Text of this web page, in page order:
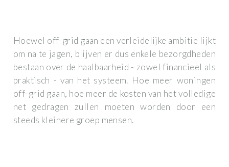
Hoewel off-grid gaan een verleidelijke ambitie lijkt
om na te jagen, blijven er dus enkele bezorgdheden
bestaan over de haalbaarheid - zowel financieel als
praktisch - van het systeem. Hoe meer woningen
off-grid gaan, hoe meer de kosten van het volledige
net gedragen zullen moeten worden door een
steeds kleinere groep mensen.